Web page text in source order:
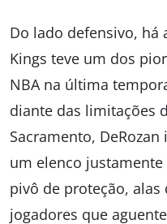
Do lado defensivo, há
Kings teve um dos
NBA na última
diante das limitações
Sacramento,
um elenco
pivô de proteção, alas
jogadores que